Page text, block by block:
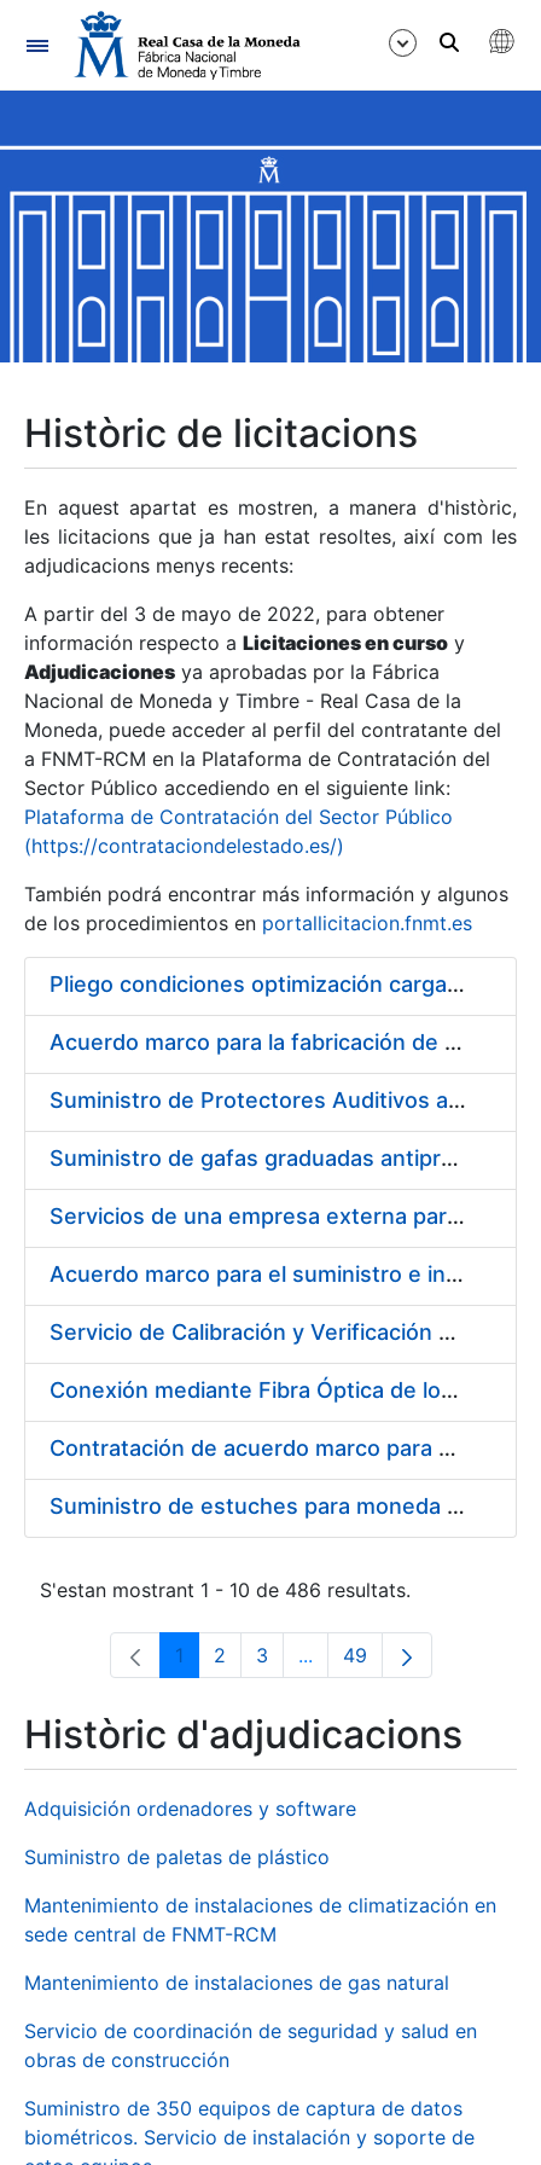
Navegació
Mostra/Amaga
Mostra/Amaga
Mostra/Amaga
Mostra/Amaga
Mostra/Amaga
Mostra/Amaga
Històric de licitacions
En aquest apartat es mostren, a manera d'històric,
les licitacions que ja han estat resoltes, així com les
adjudicacions menys recents:
A partir del 3 de mayo de 2022, para obtener
información respecto a Licitaciones en curso y
Adjudicaciones ya aprobadas por la Fábrica
Nacional de Moneda y Timbre - Real Casa de la
Moneda, puede acceder al perfil del contratante del
a FNMT-RCM en la Plataforma de Contratación del
Sector Público accediendo en el siguiente link:
Plataforma de Contratación del Sector Público
(https://contrataciondelestado.es/)
También podrá encontrar más información y algunos
de los procedimientos en portallicitacion.fnmt.es
Pliego condiciones optimización cargas compras firmado
Acuerdo marco para la fabricación de piezas
Suministro de Protectores Auditivos a medida para las personas trabajadoras de los Centros de Trabajo de Madrid y Burgos
Suministro de gafas graduadas antiproyecciones para los trabajadores de la FNMT-RCM en los centros de trabajo de Madrid y Burgos
Servicios de una empresa externa para el asesoramiento y resolución de los recursos de alzada que se presentan relacionados con procesos de selección para la FNMT-RCM
Acuerdo marco para el suministro e instalación de persianas, estores y otros complementos
Servicio de Calibración y Verificación Externa de los Equipos de Medición del Servicio de Prevención de la FNMT-RCM
Conexión mediante Fibra Óptica de los Centros de Proceso de Datos (CPDs) de las sedes de la FNMT-RCM de Burgos y Madrid
Contratación de acuerdo marco para el Suministro de Material de Electricidad para la Fábrica Nacional de Moneda y Timbre-Real Casa de la Moneda en su centro de trabajo de Burgos
Suministro de estuches para moneda de 30 €
S'estan mostrant 1 - 10 de 486 resultats.
Pàgina
1 Pàgina
2 Pàgina
3 ...Pàgines intermèdies
Pàgina
49
Històric d'adjudicacions
Adquisición ordenadores y software
Suministro de paletas de plástico
Mantenimiento de instalaciones de climatización en
sede central de FNMT-RCM
Mantenimiento de instalaciones de gas natural
Servicio de coordinación de seguridad y salud en
obras de construcción
Suministro de 350 equipos de captura de datos
biométricos. Servicio de instalación y soporte de